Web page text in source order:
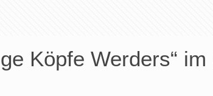
Köpfe Werders“